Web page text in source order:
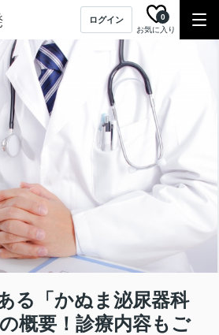
ログイン
お気に入り
0
る「かぬま泌尿器科
概要！診療内容もご